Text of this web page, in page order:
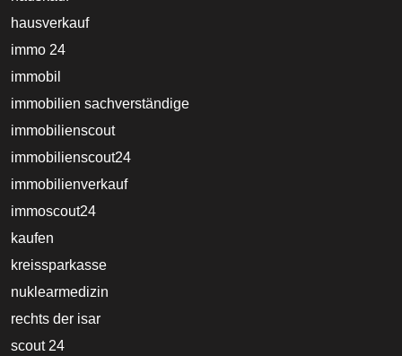
hausverkauf
immo 24
immobil
immobilien sachverständige
immobilienscout
immobilienscout24
immobilienverkauf
immoscout24
kaufen
kreissparkasse
nuklearmedizin
rechts der isar
scout 24